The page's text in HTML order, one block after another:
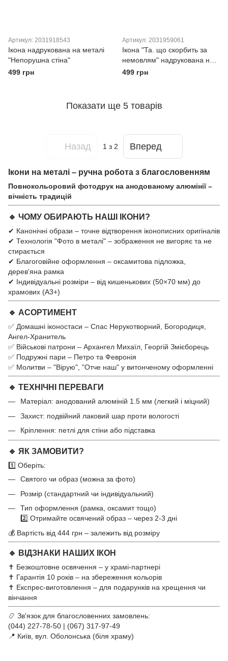
Артикул: 2031918543
Ікона надрукована на металі
"Непорушна стіна"
499 грн
Артикул: 2031959061
Ікона "Та. що скорбить за
немовлям" надрукована на
металі
499 грн
Показати ще 5 товарів
Назад 1 з 2 Вперед
Ікони на металі – ручна робота з благословенням
Повнокольоровий фотодрук на анодованому алюмінії –
вічність традицій
🔹 ЧОМУ ОБИРАЮТЬ НАШІ ІКОНИ?
✔ Канонічні образи – точне відтворення іконописних оригіналів
✔ Технологія "Фото в металі" – зображення не вигоряє та не
стирається
✔ Благоговійне оформлення – оксамитова підложка,
дерев'яна рамка
✔ Індивідуальні розміри – від кишенькових (50×70 мм) до
храмових (А3+)
🔹 АСОРТИМЕНТ
✅ Домашні іконостаси – Спас Нерукотворний, Богородиця,
Ангел-Хранитель
✅ Військові патрони – Архангел Михаїл, Георгій Змієборець
✅ Подружні пари – Петро та Февронія
✅ Молитви – "Вірую", "Отче наш" у витонченому оформленні
🔹 ТЕХНІЧНІ ПЕРЕВАГИ
Матеріал: анодований алюміній 1.5 мм (легкий і міцний)
Захист: подвійний лаковий шар проти вологості
Кріплення: петлі для стіни або підставка
🔹 ЯК ЗАМОВИТИ?
1️⃣ Оберіть:
Святого чи образ (можна за фото)
Розмір (стандартний чи індивідуальний)
Тип оформлення (рамка, оксамит тощо)
2️⃣ Отримайте освячений образ – через 2-3 дні
💰 Вартість від 444 грн – залежить від розміру
🔹 ВІДЗНАКИ НАШИХ ІКОН
✝ Безкоштовне освячення – у храмі-партнері
✝ Гарантія 10 років – на збереження кольорів
✝ Експрес-виготовлення – для подарунків на хрещення чи
вінчання
📿 Зв'язок для благословенних замовлень:
(044) 227-78-50 | (067) 317-97-49
📍 Київ, вул. Оболонська (біля храму)